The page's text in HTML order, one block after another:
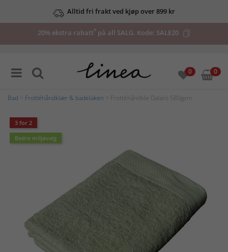
Alltid fri frakt ved kjøp over 899 kr
20% ekstra rabatt* på all SALG. Kode: SALE20
0 0
Bad Frottéhåndklær & badelaken > Frottéhåndkle Dalarö 580gsm
3 for 2
Bedre miljøvalg